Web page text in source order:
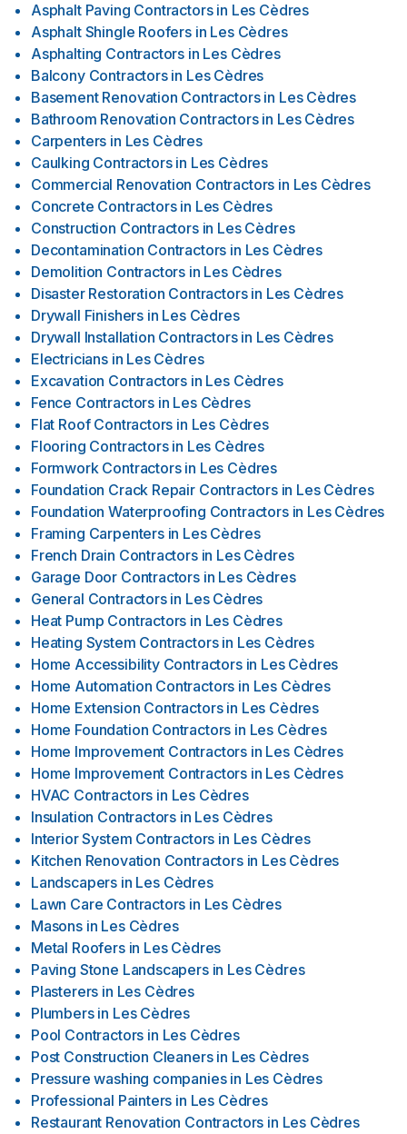
Asphalt Paving Contractors in Les Cèdres
Asphalt Shingle Roofers in Les Cèdres
Asphalting Contractors in Les Cèdres
Balcony Contractors in Les Cèdres
Basement Renovation Contractors in Les Cèdres
Bathroom Renovation Contractors in Les Cèdres
Carpenters in Les Cèdres
Caulking Contractors in Les Cèdres
Commercial Renovation Contractors in Les Cèdres
Concrete Contractors in Les Cèdres
Construction Contractors in Les Cèdres
Decontamination Contractors in Les Cèdres
Demolition Contractors in Les Cèdres
Disaster Restoration Contractors in Les Cèdres
Drywall Finishers in Les Cèdres
Drywall Installation Contractors in Les Cèdres
Electricians in Les Cèdres
Excavation Contractors in Les Cèdres
Fence Contractors in Les Cèdres
Flat Roof Contractors in Les Cèdres
Flooring Contractors in Les Cèdres
Formwork Contractors in Les Cèdres
Foundation Crack Repair Contractors in Les Cèdres
Foundation Waterproofing Contractors in Les Cèdres
Framing Carpenters in Les Cèdres
French Drain Contractors in Les Cèdres
Garage Door Contractors in Les Cèdres
General Contractors in Les Cèdres
Heat Pump Contractors in Les Cèdres
Heating System Contractors in Les Cèdres
Home Accessibility Contractors in Les Cèdres
Home Automation Contractors in Les Cèdres
Home Extension Contractors in Les Cèdres
Home Foundation Contractors in Les Cèdres
Home Improvement Contractors in Les Cèdres
Home Improvement Contractors in Les Cèdres
HVAC Contractors in Les Cèdres
Insulation Contractors in Les Cèdres
Interior System Contractors in Les Cèdres
Kitchen Renovation Contractors in Les Cèdres
Landscapers in Les Cèdres
Lawn Care Contractors in Les Cèdres
Masons in Les Cèdres
Metal Roofers in Les Cèdres
Paving Stone Landscapers in Les Cèdres
Plasterers in Les Cèdres
Plumbers in Les Cèdres
Pool Contractors in Les Cèdres
Post Construction Cleaners in Les Cèdres
Pressure washing companies in Les Cèdres
Professional Painters in Les Cèdres
Restaurant Renovation Contractors in Les Cèdres